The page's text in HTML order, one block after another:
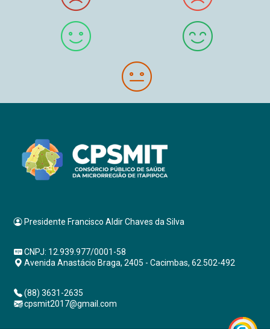
Presidente Francisco Aldir Chaves da Silva
CNPJ: 12.939.977/0001-58
Avenida Anastácio Braga, 2405 - Cacimbas, 62.502-492
(88) 3631-2635
cpsmit2017@gmail.com